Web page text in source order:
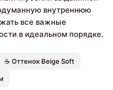
внутреннюю
все важные
в идеальном порядке.
☕ Оттенок Beige Soft